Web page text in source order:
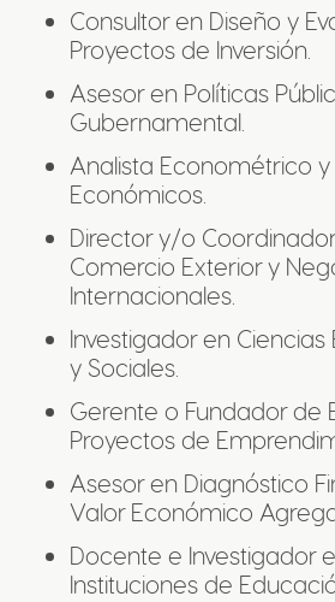
Consultor en Diseño y
Proyectos de Inversión.
Asesor en Políticas
Gubernamental.
Analista Econométrico
Económicos.
Director y/o
Comercio Exterior y
Internacionales.
Investigador en
y Sociales.
Gerente o Fundador de
Proyectos de
Asesor en Diagnóstico
Valor Económico
Docente e Investigador
Instituciones de